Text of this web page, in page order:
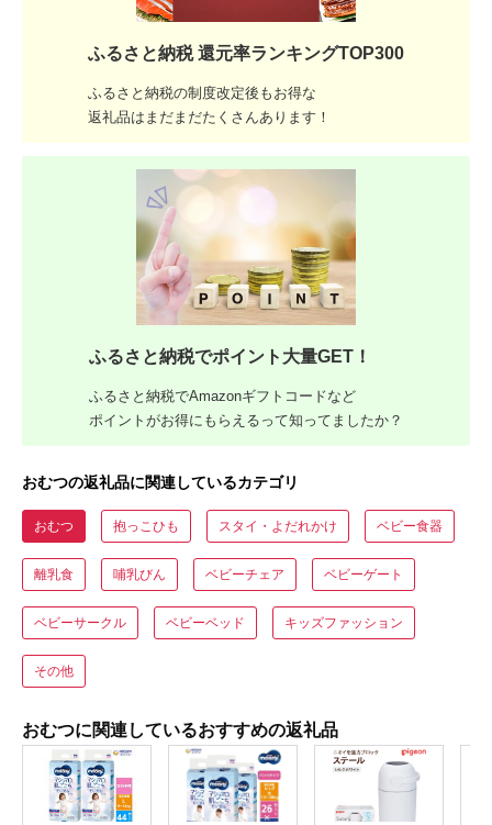
ふるさと納税 還元率ランキングTOP300
ふるさと納税の制度改定後もお得な
返礼品はまだまだたくさんあります！
ふるさと納税でポイント大量GET！
ふるさと納税でAmazonギフトコードなど
ポイントがお得にもらえるって知ってましたか？
おむつの返礼品に関連しているカテゴリ
おむつ 抱っこひも スタイ・よだれかけ ベビー食器
離乳食 哺乳びん ベビーチェア ベビーゲート
ベビーサークル ベビーベッド キッズファッション
その他
おむつに関連しているおすすめの返礼品